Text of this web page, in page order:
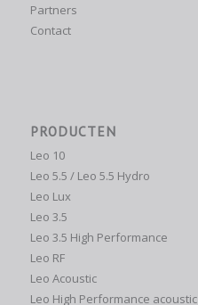
Partners
Contact
PRODUCTEN
Leo 10
Leo 5.5 / Leo 5.5 Hydro
Leo Lux
Leo 3.5
Leo 3.5 High Performance
Leo RF
Leo Acoustic
Leo High Performance acoustic